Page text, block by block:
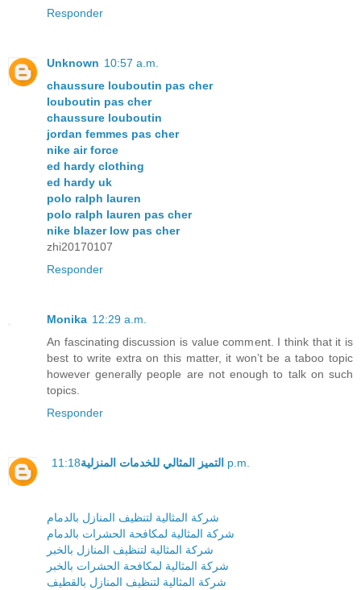
Responder
Unknown 10:57 a.m.
chaussure louboutin pas cher
louboutin pas cher
chaussure louboutin
jordan femmes pas cher
nike air force
ed hardy clothing
ed hardy uk
polo ralph lauren
polo ralph lauren pas cher
nike blazer low pas cher
zhi20170107
Responder
Monika 12:29 a.m.
An fascinating discussion is value comment. I think that it is
best to write extra on this matter, it won’t be a taboo topic
however generally people are not enough to talk on such
topics.
Responder
التميز المثالي للخدمات المنزلية 11:18 p.m.
شركة المثالية لتنظيف المنازل بالدمام
شركة المثالية لمكافحة الحشرات بالدمام
شركة المثالية لتنظيف المنازل بالخبر
شركة المثالية لمكافحة الحشرات بالخبر
شركة المثالية لتنظيف المنازل بالقطيف